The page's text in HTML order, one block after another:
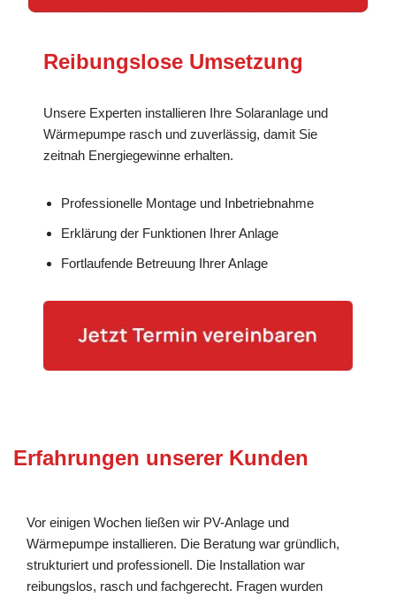
Reibungslose Umsetzung
Unsere Experten installieren Ihre Solaranlage und
Wärmepumpe rasch und zuverlässig, damit Sie
zeitnah Energiegewinne erhalten.
Professionelle Montage und Inbetriebnahme
Erklärung der Funktionen Ihrer Anlage
Fortlaufende Betreuung Ihrer Anlage
Erfahrungen unserer Kunden
Vor einigen Wochen ließen wir PV-Anlage und
Wärmepumpe installieren. Die Beratung war gründlich,
strukturiert und professionell. Die Installation war
reibungslos, rasch und fachgerecht. Fragen wurden